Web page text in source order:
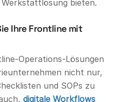
bieten.
Ihre Frontline mit
Operations-Lösungen
nicht nur,
und SOPs zu
digitale Workflows